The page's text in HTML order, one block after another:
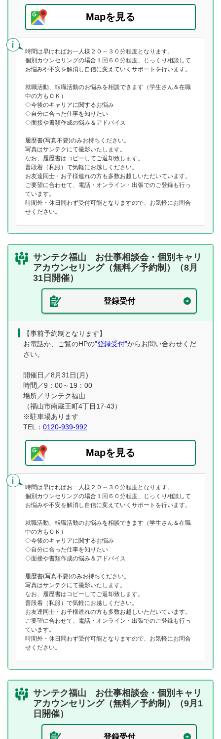
Mapを見る
時間は早ければお一人様２０～３０分程度となります。
個別カウンセリングの場合１回６０分程度、じっくり相談して
お悩みや不安を解消し自信に変えていくサポートを行います。
就職活動、転職活動のお悩みを相談できます（学生さん＆在職
中の方もＯＫ）
◇今後のキャリアに関するお悩み
◇自分に合った仕事を知りたい
◇面接や書類作成の悩み＆アドバイス
履歴書(写真不要)のみお持ちください。
写真はサンテクにて撮影いたします。
なお、履歴書はコピーしてご返却致します。
普段着（私服）で気軽にお越しください。
お友達同士・お子様連れの方も多数お越しいただいています。
ご要望に合わせて、電話・オンライン・出張でのご登録も行っ
ています。
時間外・休日問わず受付可能となりますので、お気軽にお問合
せください。
サンテク福山 お仕事相談会・個別キャリ
アカウンセリング（無料／予約制）（8月
31日開催）
登録受付
【事前予約制となります】
お電話か、ご覧のHPの”登録受付”からお問い合わせくだ
さい。
開催日／8月31日(月)
時間／9：00～19：00
場所／サンテク福山
（福山市南蔵王町4丁目17-43）
※駐車場あります
TEL： 0120-939-992
Mapを見る
時間は早ければお一人様２０～３０分程度となります。
個別カウンセリングの場合１回６０分程度、じっくり相談して
お悩みや不安を解消し自信に変えていくサポートを行います。
就職活動、転職活動のお悩みを相談できます（学生さん＆在職
中の方もＯＫ）
◇今後のキャリアに関するお悩み
◇自分に合った仕事を知りたい
◇面接や書類作成の悩み＆アドバイス
履歴書(写真不要)のみお持ちください。
写真はサンテクにて撮影いたします。
なお、履歴書はコピーしてご返却致します。
普段着（私服）で気軽にお越しください。
お友達同士・お子様連れの方も多数お越しいただいています。
ご要望に合わせて、電話・オンライン・出張でのご登録も行っ
ています。
時間外・休日問わず受付可能となりますので、お気軽にお問合
せください。
サンテク福山 お仕事相談会・個別キャリ
アカウンセリング（無料／予約制）（9月1
日開催）
登録受付